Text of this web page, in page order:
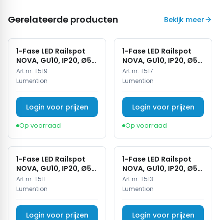
Gerelateerde producten Bekijk meer
1-Fase LED Railspot
NOVA, GU10, IP20, Ø56
x 85 mm, Antiek Brons
Art.nr: T519
Lumention
Login voor prijzen
Op voorraad
1-Fase LED Railspot
NOVA, GU10, IP20, Ø56
x 85 mm, Brons
Art.nr: T517
Lumention
Login voor prijzen
Op voorraad
1-Fase LED Railspot
NOVA, GU10, IP20, Ø56
x 85 mm, Wit
Art.nr: T511
Lumention
Login voor prijzen
1-Fase LED Railspot
NOVA, GU10, IP20, Ø56
x 85 mm, Zwart
Art.nr: T513
Lumention
Login voor prijzen